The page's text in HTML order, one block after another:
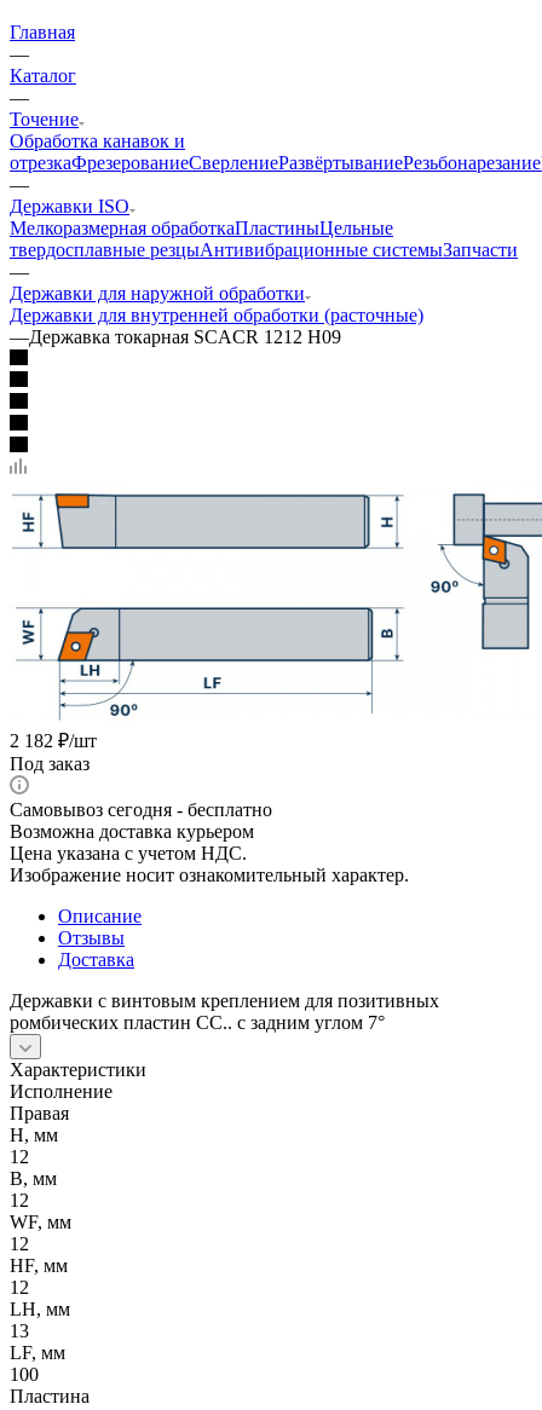
Главная
—
Каталог
—
Точение
Обработка канавок и
отрезкаФрезерованиеСверлениеРазвёртываниеРезьбонарезание
—
Державки ISO
Мелкоразмерная обработкаПластиныЦельные
твердосплавные резцыАнтивибрационные системыЗапчасти
—
Державки для наружной обработки
Державки для внутренней обработки (расточные)
—Державка токарная SCACR 1212 H09
2 182 ₽/шт
Под заказ
Самовывоз сегодня - бесплатно
Возможна доставка курьером
Цена указана с учетом НДС.
Изображение носит ознакомительный характер.
Описание
Отзывы
Доставка
Державки с винтовым креплением для позитивных
ромбических пластин СС.. с задним углом 7°
Характеристики
Исполнение
Правая
H, мм
12
B, мм
12
WF, мм
12
HF, мм
12
LH, мм
13
LF, мм
100
Пластина